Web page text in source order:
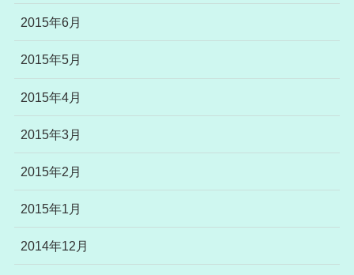
2015年6月
2015年5月
2015年4月
2015年3月
2015年2月
2015年1月
2014年12月